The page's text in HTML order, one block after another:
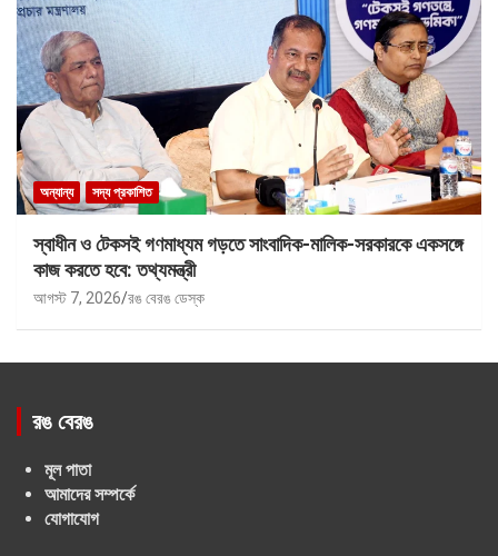
অন্যান্য সদ্য প্রকাশিত
স্বাধীন ও টেকসই গণমাধ্যম গড়তে সাংবাদিক-মালিক-সরকারকে একসঙ্গে
কাজ করতে হবে: তথ্যমন্ত্রী
আগস্ট 7, 2026 রঙ বেরঙ ডেস্ক
রঙ বেরঙ
মূল পাতা
আমাদের সম্পর্কে
যোগাযোগ